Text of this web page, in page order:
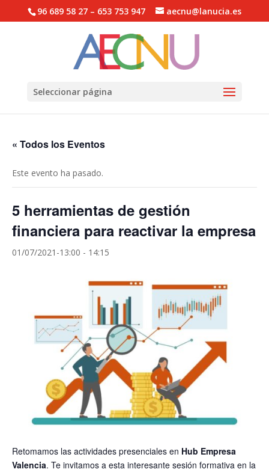
Abrir barra de herramientas
96 689 58 27 – 653 753 947 aecnu@lanucia.es
Seleccionar página
« Todos los Eventos
Este evento ha pasado.
5 herramientas de gestión
financiera para reactivar la empresa
01/07/2021-13:00 - 14:15
Retomamos las actividades presenciales en Hub Empresa
Valencia. Te invitamos a esta interesante sesión formativa en la